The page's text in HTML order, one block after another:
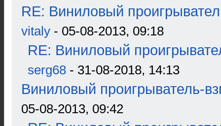
RE: Виниловый
vitaly - 05-08-2013, 09:18
RE: Виниловый
serg68 - 31-08-2018, 14:13
Виниловый проигрыватель-
05-08-2013, 09:42